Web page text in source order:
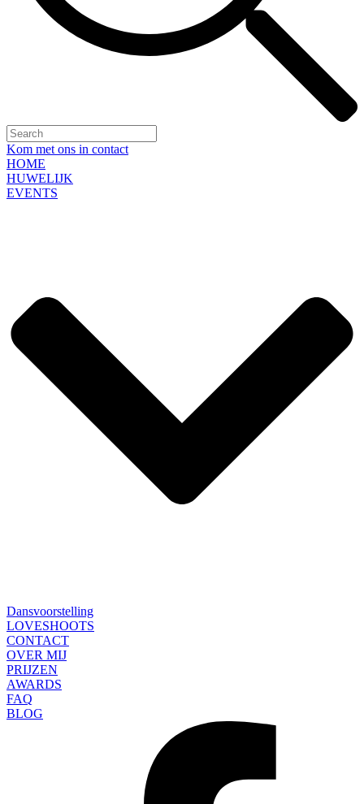
Kom met ons in contact
HOME
HUWELIJK
EVENTS
Dansvoorstelling
LOVESHOOTS
CONTACT
OVER MIJ
PRIJZEN
AWARDS
FAQ
BLOG